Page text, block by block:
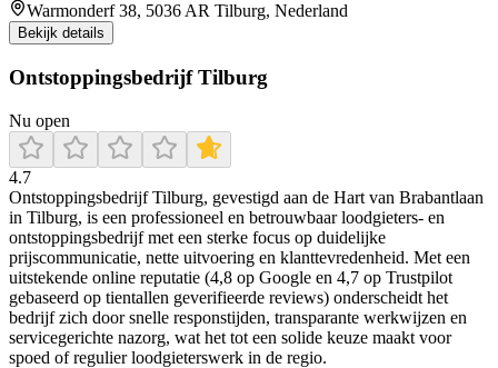
Warmonderf 38, 5036 AR Tilburg, Nederland
Bekijk details
Ontstoppingsbedrijf Tilburg
Nu open
4.7
Ontstoppingsbedrijf Tilburg, gevestigd aan de Hart van Brabantlaan
in Tilburg, is een professioneel en betrouwbaar loodgieters- en
ontstoppingsbedrijf met een sterke focus op duidelijke
prijscommunicatie, nette uitvoering en klanttevredenheid. Met een
uitstekende online reputatie (4,8 op Google en 4,7 op Trustpilot
gebaseerd op tientallen geverifieerde reviews) onderscheidt het
bedrijf zich door snelle responstijden, transparante werkwijzen en
servicegerichte nazorg, wat het tot een solide keuze maakt voor
spoed of regulier loodgieterswerk in de regio.